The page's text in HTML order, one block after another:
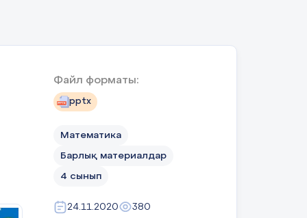
Файл форматы:
pptx
Математика
Барлық материалдар
4 сынып
24.11.2020 380